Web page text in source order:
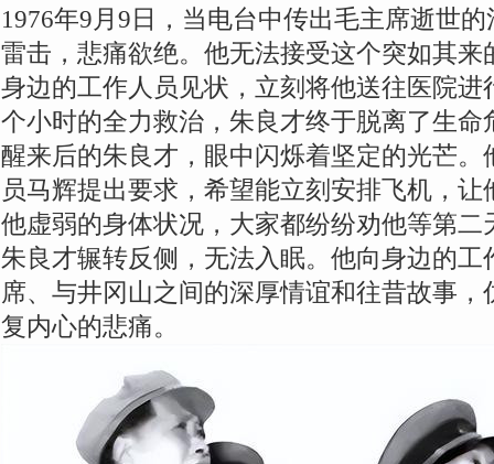
1976年9月9日，当电台中传出毛主席逝世
雷击，悲痛欲绝。他无法接受这个突如其
身边的工作人员见状，立刻将他送往医院
个小时的全力救治，朱良才终于脱离了生命
醒来后的朱良才，眼中闪烁着坚定的光芒
员马辉提出要求，希望能立刻安排飞机，
他虚弱的身体状况，大家都纷纷劝他等第
朱良才辗转反侧，无法入眠。他向身边的
席、与井冈山之间的深厚情谊和往昔故事
复内心的悲痛。